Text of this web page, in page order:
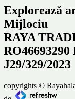
Explorează
Mijlociu
RAYA
J29/329/2023
copyrights ©